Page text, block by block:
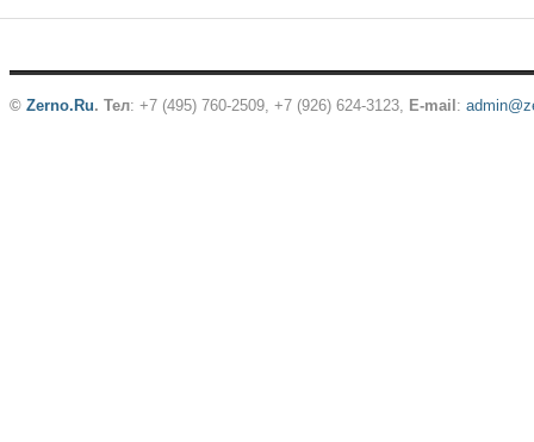
© Zerno.Ru. Тел: +7 (495) 760-2509, +7 (926) 624-3123, E-mail :